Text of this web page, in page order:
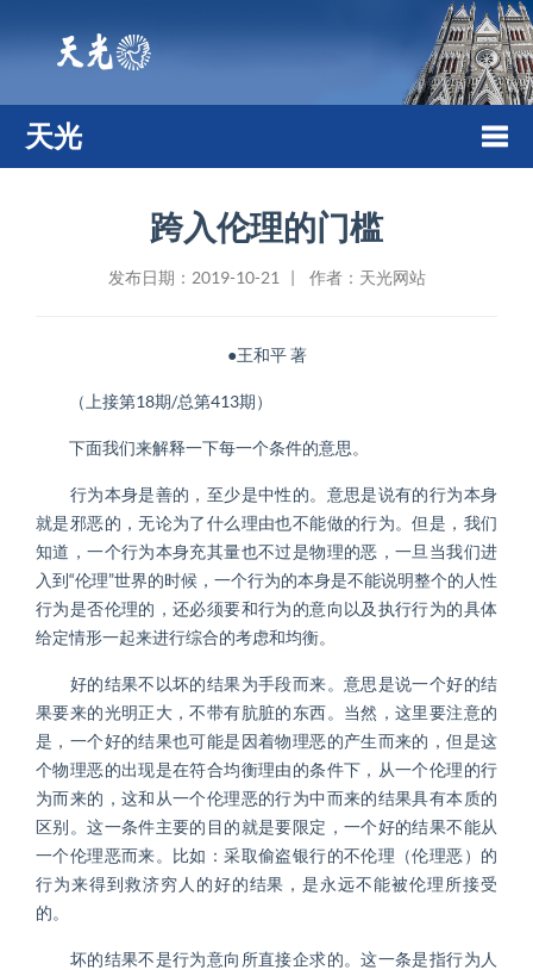
天光
跨入伦理的门槛
发布日期：2019-10-21 | 作者：天光网站
●王和平 著
（上接第18期/总第413期）
下面我们来解释一下每一个条件的意思。
行为本身是善的，至少是中性的。意思是说有的行为本身
就是邪恶的，无论为了什么理由也不能做的行为。但是，我们
知道，一个行为本身充其量也不过是物理的恶，一旦当我们进
入到“伦理”世界的时候，一个行为的本身是不能说明整个的人性
行为是否伦理的，还必须要和行为的意向以及执行行为的具体
给定情形一起来进行综合的考虑和均衡。
好的结果不以坏的结果为手段而来。意思是说一个好的结
果要来的光明正大，不带有肮脏的东西。当然，这里要注意的
是，一个好的结果也可能是因着物理恶的产生而来的，但是这
个物理恶的出现是在符合均衡理由的条件下，从一个伦理的行
为而来的，这和从一个伦理恶的行为中而来的结果具有本质的
区别。这一条件主要的目的就是要限定，一个好的结果不能从
一个伦理恶而来。比如：采取偷盗银行的不伦理（伦理恶）的
行为来得到救济穷人的好的结果，是永远不能被伦理所接受
的。
坏的结果不是行为意向所直接企求的。这一条是指行为人